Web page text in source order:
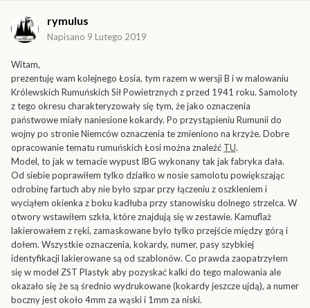
rymulus
Napisano 9 Lutego 2019
Witam,
prezentuję wam kolejnego Łosia, tym razem w wersji B i w malowaniu
Królewskich Rumuńskich Sił Powietrznych z przed 1941 roku. Samoloty
z tego okresu charakteryzowały się tym, że jako oznaczenia
państwowe miały naniesione kokardy. Po przystąpieniu Rumunii do
wojny po stronie Niemców oznaczenia te zmieniono na krzyże. Dobre
opracowanie tematu rumuńskich Łosi można znaleźć TU.
Model, to jak w temacie wypust IBG wykonany tak jak fabryka dała.
Od siebie poprawiłem tylko działko w nosie samolotu powiększając
odrobinę fartuch aby nie było szpar przy łączeniu z oszkleniem i
wyciąłem okienka z boku kadłuba przy stanowisku dolnego strzelca. W
otwory wstawiłem szkła, które znajdują się w zestawie. Kamuflaż
lakierowałem z ręki, zamaskowane było tylko przejście między górą i
dołem. Wszystkie oznaczenia, kokardy, numer, pasy szybkiej
identyfikacji lakierowane są od szablonów. Co prawda zaopatrzyłem
się w model ZST Plastyk aby pozyskać kalki do tego malowania ale
okazało się że są średnio wydrukowane (kokardy jeszcze ujdą), a numer
boczny jest około 4mm za wąski i 1mm za niski.